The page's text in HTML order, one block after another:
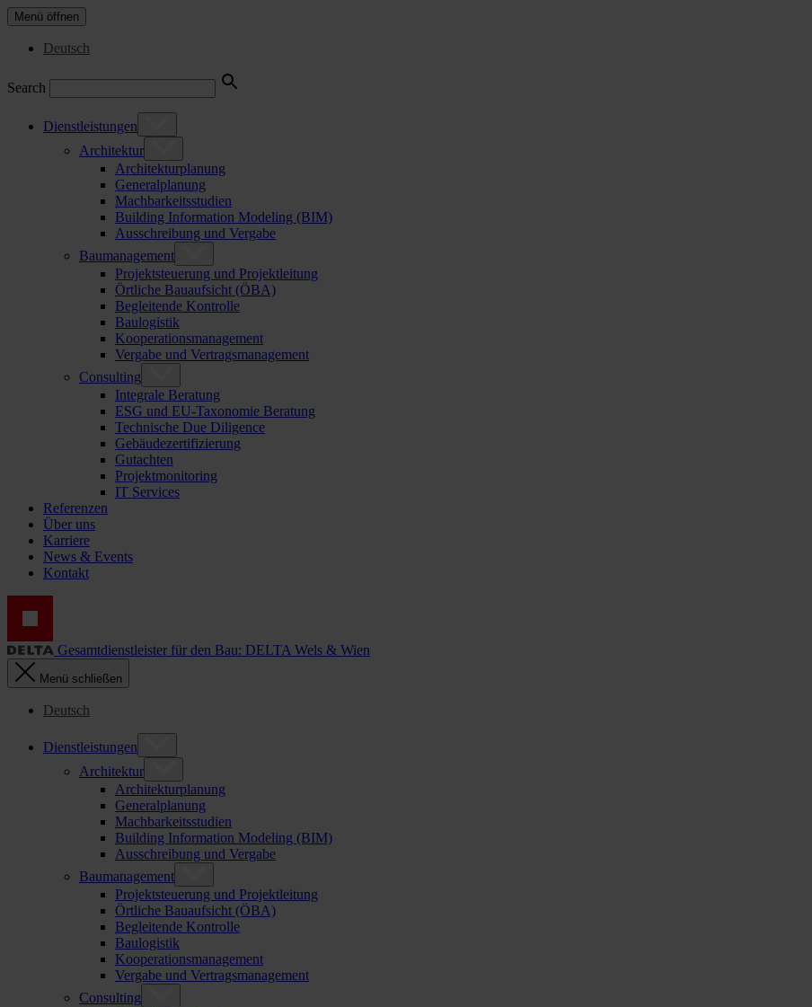
Menü öffnen
Deutsch
Search
Dienstleistungen
Architektur
Architekturplanung
Generalplanung
Machbarkeitsstudien
Building Information Modeling (BIM)
Ausschreibung und Vergabe
Baumanagement
Projektsteuerung und Projektleitung
Örtliche Bauaufsicht (ÖBA)
Begleitende Kontrolle
Baulogistik
Kooperationsmanagement
Vergabe und Vertragsmanagement
Consulting
Integrale Beratung
ESG und EU-Taxonomie Beratung
Technische Due Diligence
Gebäudezertifizierung
Gutachten
Projektmonitoring
IT Services
Referenzen
Über uns
Karriere
News & Events
Kontakt
Gesamtdienstleister für den Bau: DELTA Wels & Wien
Menü schließen
Deutsch
Dienstleistungen
Architektur
Architekturplanung
Generalplanung
Machbarkeitsstudien
Building Information Modeling (BIM)
Ausschreibung und Vergabe
Baumanagement
Projektsteuerung und Projektleitung
Örtliche Bauaufsicht (ÖBA)
Begleitende Kontrolle
Baulogistik
Kooperationsmanagement
Vergabe und Vertragsmanagement
Consulting